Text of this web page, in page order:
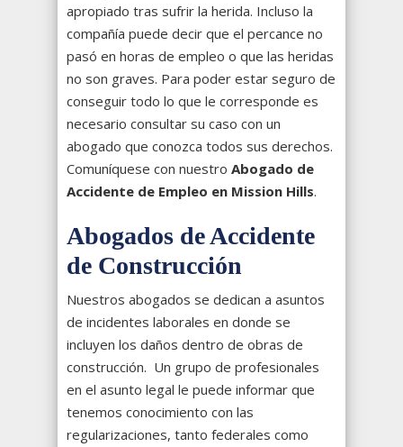
apropiado tras sufrir la herida. Incluso la
compañía puede decir que el percance no
pasó en horas de empleo o que las heridas
no son graves. Para poder estar seguro de
conseguir todo lo que le corresponde es
necesario consultar su caso con un
abogado que conozca todos sus derechos.
Comuníquese con nuestro Abogado de
Accidente de Empleo en Mission Hills.
Abogados de Accidente
de Construcción
Nuestros abogados se dedican a asuntos
de incidentes laborales en donde se
incluyen los daños dentro de obras de
construcción. Un grupo de profesionales
en el asunto legal le puede informar que
tenemos conocimiento con las
regularizaciones, tanto federales como